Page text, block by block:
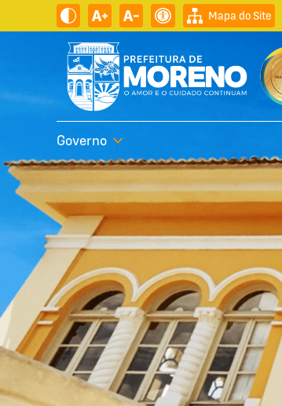
Mapa do Site
Governo